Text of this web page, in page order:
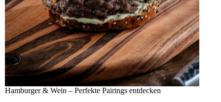
Hamburger & Wein – Perfekte Pairings entdecken